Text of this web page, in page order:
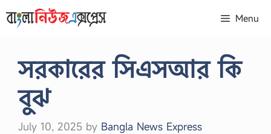
to
Menu
সরকারের সিএসআর কি
বুঝ
July 10, 2025 by Bangla News Express